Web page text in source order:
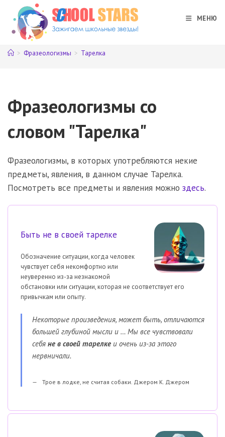
Перейти
содержимому
МЕНЮ
> Фразеологизмы > Тарелка
Фразеологизмы со
словом "Тарелка"
Фразеологизмы, в которых употребляются некие
предметы, явления, в данном случае Тарелка.
Посмотреть все предметы и явления можно здесь.
Быть не в своей тарелке
Обозначение ситуации, когда человек
чувствует себя некомфортно или
неуверенно из-за незнакомой
обстановки или ситуации, которая не соответствует его
привычкам или опыту.
Некоторые произведения, может быть, отличаются
большей глубиной мысли и … Мы все чувствовали
себя не в своей тарелке и очень из-за этого
нервничали.
Трое в лодке, не считая собаки. Джером К. Джером